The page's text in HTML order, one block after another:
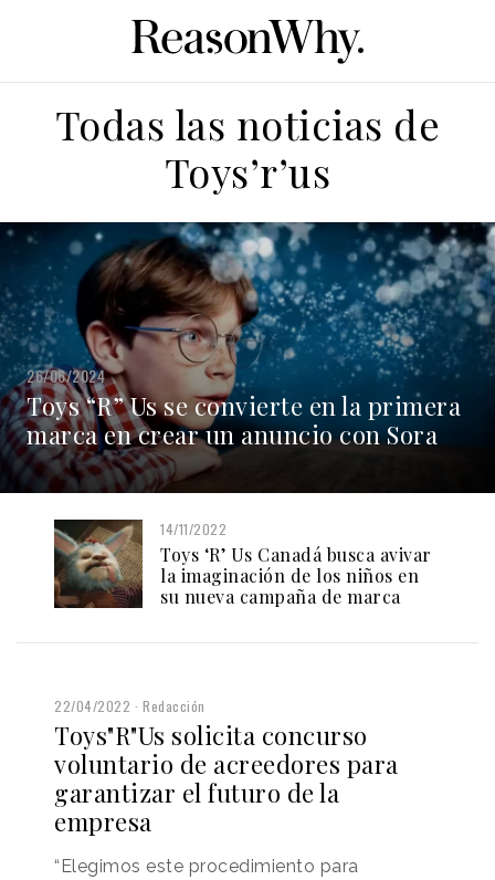
Todas las noticias de
Toys’r’us
26/06/2024
Toys “R” Us se convierte en la primera
marca en crear un anuncio con Sora
14/11/2022
Toys ‘R’ Us Canadá busca avivar
la imaginación de los niños en
su nueva campaña de marca
22/04/2022 Redacción
Toys"R"Us solicita concurso
voluntario de acreedores para
garantizar el futuro de la
empresa
“Elegimos este procedimiento para